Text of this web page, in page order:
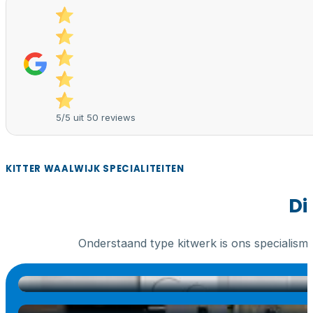
5/5 uit 50 reviews
KITTER WAALWIJK SPECIALITEITEN
Onderstaand type kitwerk is ons